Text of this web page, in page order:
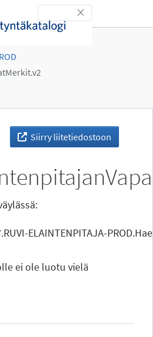
Toggle navigation
Siirry liitetiedostoon
ELAINTENPITAJA-
ei ole luotu vielä